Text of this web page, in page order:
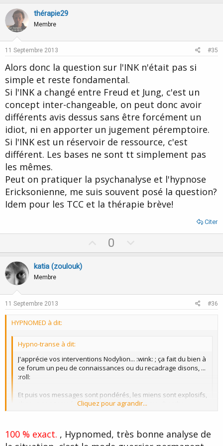
t
v
t
e
thérapie29
Membre
11 Septembre 2013 #35
Alors donc la question sur l'INK n'était pas si
simple et reste fondamental.
Si l'INK a changé entre Freud et Jung, c'est un
concept inter-changeable, on peut donc avoir
différents avis dessus sans être forcément un
idiot, ni en apporter un jugement péremptoire.
Si l'INK est un réservoir de ressource, c'est
différent. Les bases ne sont tt simplement pas
les mêmes.
Peut on pratiquer la psychanalyse et l'hypnose
Ericksonienne, me suis souvent posé la question?
Idem pour les TCC et la thérapie brève!
Citer
p
0
o
katia (zoulouk)
Membre
11 Septembre 2013 #36
HYPNOMED à dit:
Hypno-transe à dit:
J'apprécie vos interventions Nodylion... :wink: ; ça fait du bien à
ce forum un peu de connaissances ou du recadrage disons, ...
:roll:
Et puis vos messages sont pondérés, les miens sont explosifs,
chacun son tempérament, il faut dire qu'on me cherche
Vous êtes en effet explosive et très dangereuse car en cherchant
en permanence à mettre les autres thérapeutes en contradiction (
Cliquez pour agrandir...
100 % exact. , Hypnomed, très bonne analyse de